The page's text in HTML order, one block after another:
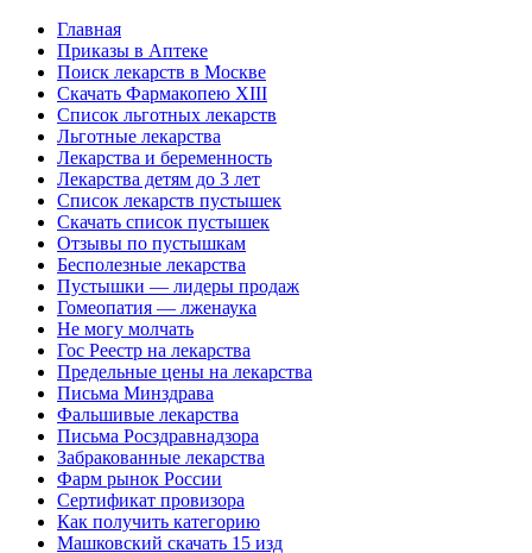
Главная
Приказы в Аптеке
Поиск лекарств в Москве
Скачать Фармакопею XIII
Список льготных лекарств
Льготные лекарства
Лекарства и беременность
Лекарства детям до 3 лет
Список лекарств пустышек
Скачать список пустышек
Отзывы по пустышкам
Бесполезные лекарства
Пустышки — лидеры продаж
Гомеопатия — лженаука
Не могу молчать
Гос Реестр на лекарства
Предельные цены на лекарства
Письма Минздрава
Фальшивые лекарства
Письма Росздравнадзора
Забракованные лекарства
Фарм рынок России
Сертификат провизора
Как получить категорию
Машковский скачать 15 изд